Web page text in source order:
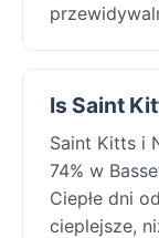
Is Saint
Saint Kitts i
74% w
Ciepłe dni
cieplejsze,